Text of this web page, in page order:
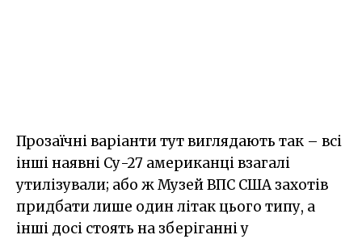
Прозаїчні варіанти тут виглядають так – всі
інші наявні Су-27 американці взагалі
утилізували; або ж Музей ВПС США захотів
придбати лише один літак цього типу, а
інші досі стоять на зберіганні у